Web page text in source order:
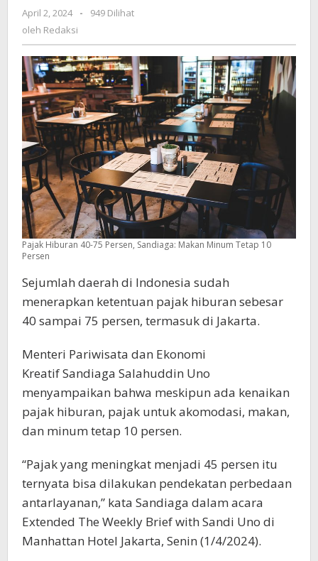
Minum
10
Persen
April 2, 2024
oleh
-
949 Dilihat
oleh Redaksi
Pajak Hiburan 40-75 Persen, Sandiaga: Makan Minum Tetap 10
Persen
Sejumlah daerah di Indonesia sudah
menerapkan ketentuan pajak hiburan sebesar
40 sampai 75 persen, termasuk di Jakarta.
Menteri Pariwisata dan Ekonomi
Kreatif Sandiaga Salahuddin Uno
menyampaikan bahwa meskipun ada kenaikan
pajak hiburan, pajak untuk akomodasi, makan,
dan minum tetap 10 persen.
“Pajak yang meningkat menjadi 45 persen itu
ternyata bisa dilakukan pendekatan perbedaan
antarlayanan,” kata Sandiaga dalam acara
Extended The Weekly Brief with Sandi Uno di
Manhattan Hotel Jakarta, Senin (1/4/2024).